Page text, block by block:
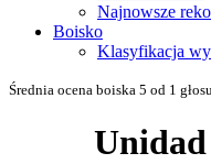
Najnowsze
Boisko
Klasyfikacja
Średnia ocena boiska 5 od 1